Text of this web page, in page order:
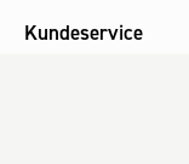
Kundeservice